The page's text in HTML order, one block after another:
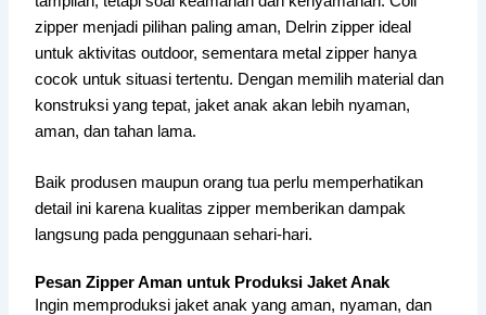
zipper menjadi pilihan paling aman, Delrin zipper ideal
untuk aktivitas outdoor, sementara metal zipper hanya
cocok untuk situasi tertentu. Dengan memilih material dan
konstruksi yang tepat, jaket anak akan lebih nyaman,
aman, dan tahan lama.
Baik produsen maupun orang tua perlu memperhatikan
detail ini karena kualitas zipper memberikan dampak
langsung pada penggunaan sehari-hari.
Pesan Zipper Aman untuk Produksi Jaket Anak
Ingin memproduksi jaket anak yang aman, nyaman, dan